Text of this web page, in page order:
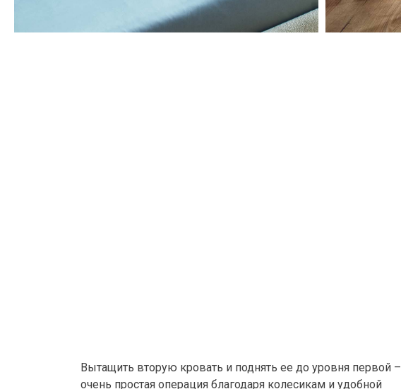
Вытащить вторую кровать и поднять ее до уровня первой –
очень простая операция благодаря колесикам и удобной